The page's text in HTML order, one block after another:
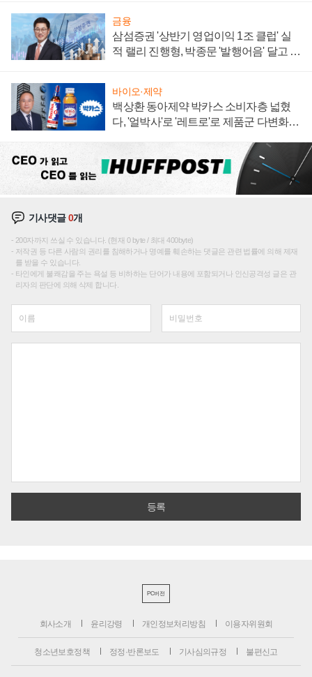
금융
삼섬증권 '상반기 영업이익 1조 클럽' 실
적 랠리 진행형, 박종문 '발행어음' 달고 연
바이오·제약
백상환 동아제약 박카스 소비자층 넓혔
다, '얼박사'로 '레트로'로 제품군 다변화
기사댓글0개
200자까지 쓰실 수 있습니다. (현재 0 byte / 최대 400byte)
저작권 등 다른 사람의 권리를 침해하거나 명예를 훼손하는 댓글은 관련 법률에 의해 제재
를 받을 수 있습니다.
타인에게 불쾌감을 주는 욕설 등 비하하는 단어가 내용에 포함되거나 인신공격성 글은 관
리자의 판단에 의해 삭제 합니다.
PC버전
회사소개 윤리강령 개인정보처리방침 이용자위원회
청소년보호정책 정정·반론보도 기사심의규정 불편신고